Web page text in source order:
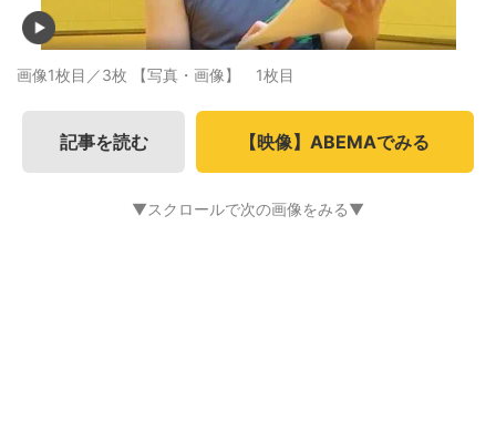
画像1枚目／3枚 【写真・画像】 1枚目
記事を読む 【映像】ABEMAでみる
▼スクロールで次の画像をみる▼